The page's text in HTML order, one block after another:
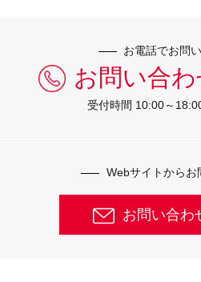
お電話でお問
お問い合
受付時間 10:00～
Webサイトからお
お問い合わ